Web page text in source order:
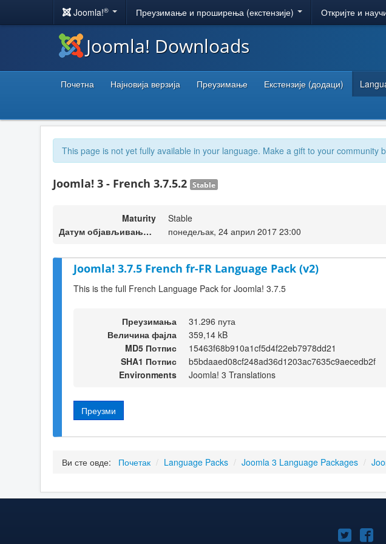
Joomla!® Преузимање и проширења (екстензије) Откријте и
Joomla! Downloads
Почетна Најновија верзија Преузимање Екстензије (додаци)
This page is not yet fully available in your language. Make a gift to your community
Joomla! 3 - French 3.7.5.2 Stable
Maturity
Stable
Датум објављивања верзије
понедељак, 24 април 2017 23:00
Joomla! 3.7.5 French fr-FR Language Pack (v2)
This is the full French Language Pack for Joomla! 3.7.5
Преузимања
31.296 пута
Величина фајла
359,14 kB
MD5 Потпис
15463f68b910a1cf5d4f22eb7978dd21
SHA1 Потпис
b5bdaaed08cf248ad36d1203ac7635c9aecedb2f
Environments
Joomla! 3 Translations
Преузми
Ви сте овде: Почетак / Language Packs / Joomla 3 Language Packages /
Joomla!